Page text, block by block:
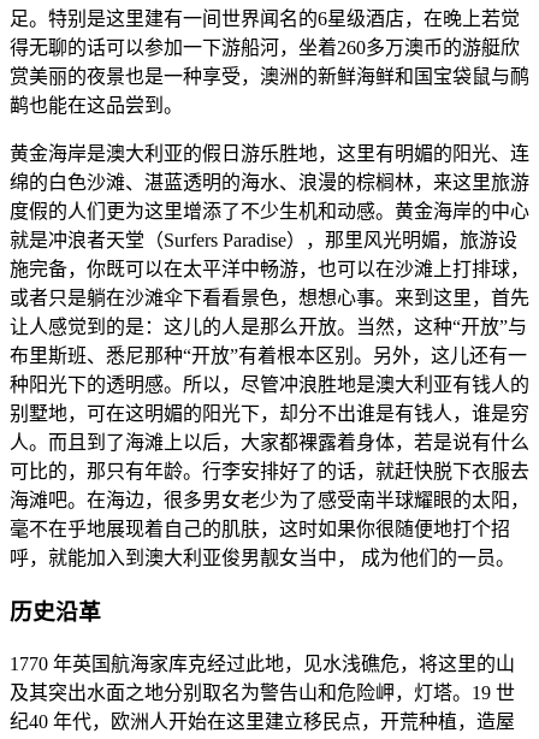
足。特别是这里建有一间世界闻名的6星级酒店，在晚上若觉
得无聊的话可以参加一下游船河，坐着260多万澳币的游艇欣
赏美丽的夜景也是一种享受，澳洲的新鲜海鲜和国宝袋鼠与鸸
鹋也能在这品尝到。
黄金海岸是澳大利亚的假日游乐胜地，这里有明媚的阳光、连
绵的白色沙滩、湛蓝透明的海水、浪漫的棕榈林，来这里旅游
度假的人们更为这里增添了不少生机和动感。黄金海岸的中心
就是冲浪者天堂（Surfers Paradise），那里风光明媚，旅游设
施完备，你既可以在太平洋中畅游，也可以在沙滩上打排球，
或者只是躺在沙滩伞下看看景色，想想心事。来到这里，首先
让人感觉到的是：这儿的人是那么开放。当然，这种“开放”与
布里斯班、悉尼那种“开放”有着根本区别。另外，这儿还有一
种阳光下的透明感。所以，尽管冲浪胜地是澳大利亚有钱人的
别墅地，可在这明媚的阳光下，却分不出谁是有钱人，谁是穷
人。而且到了海滩上以后，大家都裸露着身体，若是说有什么
可比的，那只有年龄。行李安排好了的话，就赶快脱下衣服去
海滩吧。在海边，很多男女老少为了感受南半球耀眼的太阳，
毫不在乎地展现着自己的肌肤，这时如果你很随便地打个招
呼，就能加入到澳大利亚俊男靓女当中， 成为他们的一员。
历史沿革
1770 年英国航海家库克经过此地，见水浅礁危，将这里的山
及其突出水面之地分别取名为警告山和危险岬，灯塔。19 世
纪40 年代，欧洲人开始在这里建立移民点，开荒种植，造屋